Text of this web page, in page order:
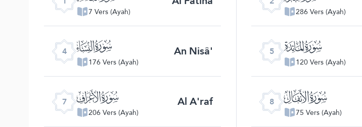
7 Vers (Ayah) 286 Vers (Ayah)
4 ﮐ
176 Vers (Ayah)
An Nisâ' 5 ﮑ
120 Vers (Ayah)
7 ﮓ
206 Vers (Ayah)
Al A'raf 8 ﮔ
75 Vers (Ayah)